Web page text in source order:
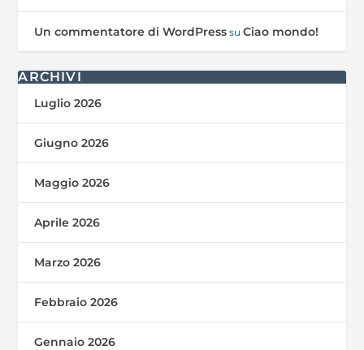
Un commentatore di WordPress suCiao mondo!
ARCHIVI
Luglio 2026
Giugno 2026
Maggio 2026
Aprile 2026
Marzo 2026
Febbraio 2026
Gennaio 2026